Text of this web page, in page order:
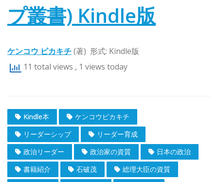
プ叢書) Kindle版
ケンコウ ピカキチ(著) 形式: Kindle版
11 total views , 1 views today
Kindle本
ケンコウピカキチ
リーダーシップ
リーダー育成
政治リーダー
政治家の資質
日本の政治
書籍紹介
石破茂
総理大臣の資質